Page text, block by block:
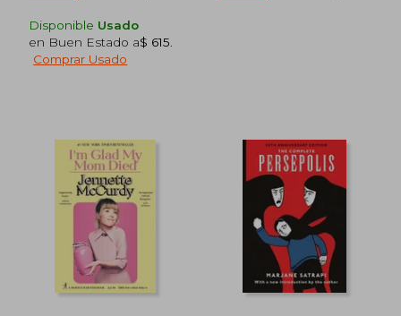
dcto.
50%
dcto.
Disponible Usado
en Buen Estado a$ 615
Comprar Usado